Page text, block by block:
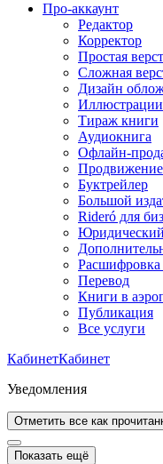
Про-аккаунт
Редактор
Корректор
Простая
Сложная
Дизайн
Иллюстрации
Тираж книги
Аудиокнига
Офлайн-
Продвижение
Буктрейлер
Большой
Rideró для
Расшифровка
Перевод
Книги в
Публикация
Все услуги
КабинетКабинет
Уведомления
Отметить все как
Показать ещё